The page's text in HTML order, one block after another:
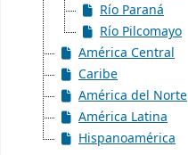
Río Paraná
Río Pilcomayo
América Central
Caribe
América del Norte
América Latina
Hispanoamérica